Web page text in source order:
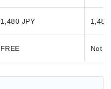
1,480 JPY
FREE Not